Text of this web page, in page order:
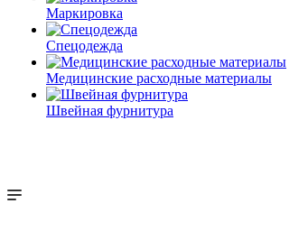
Маркировка
Спецодежда
Медицинские расходные материалы
Швейная фурнитура